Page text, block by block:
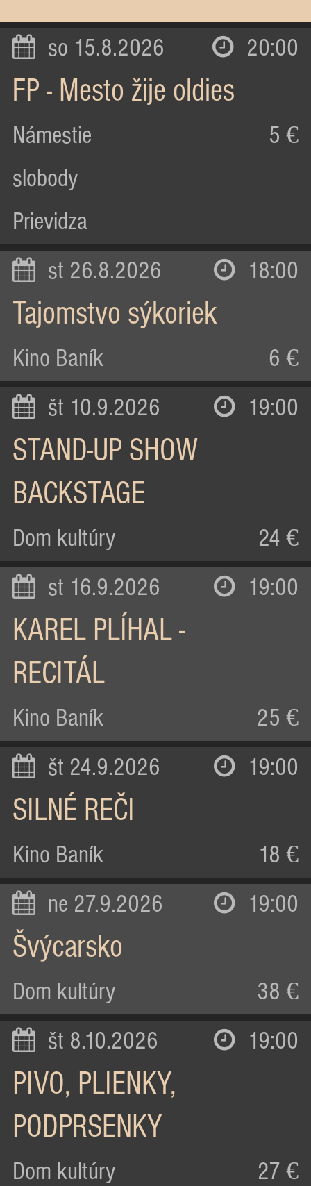
so 15.8.2026 20:00
FP - Mesto žije oldies
Námestie
slobody
Prievidza
5 €
st 26.8.2026 18:00
Tajomstvo sýkoriek
Kino Baník 6 €
št 10.9.2026 19:00
STAND-UP SHOW
BACKSTAGE
Dom kultúry 24 €
st 16.9.2026 19:00
KAREL PLÍHAL -
RECITÁL
Kino Baník 25 €
št 24.9.2026 19:00
SILNÉ REČI
Kino Baník 18 €
ne 27.9.2026 19:00
Švýcarsko
Dom kultúry 38 €
št 8.10.2026 19:00
PIVO, PLIENKY,
PODPRSENKY
Dom kultúry 27 €